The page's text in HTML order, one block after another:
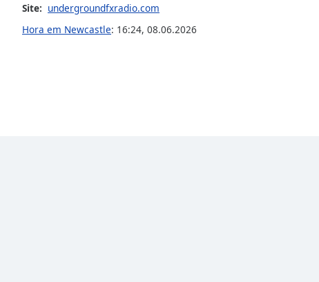
descriptions
off,
Site: undergroundfxradio.com
Hora em Newcastle: 16:24, 08.06.2026